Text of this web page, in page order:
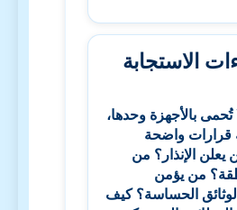
الاستجابة
تُحمى بالأجهزة وحدها،
قرارات واضحة
الإنذار؟ من
من يؤمن
الحساسة؟ كيف